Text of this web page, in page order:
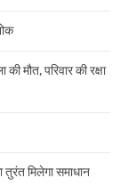
मौत, परिवार की रक्षा
मिलेगा समाधान